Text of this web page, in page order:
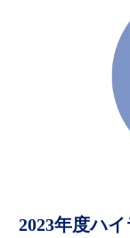
2023年度ハ